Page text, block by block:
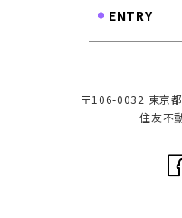
〒106-0032 東京
住友不
ENTRY